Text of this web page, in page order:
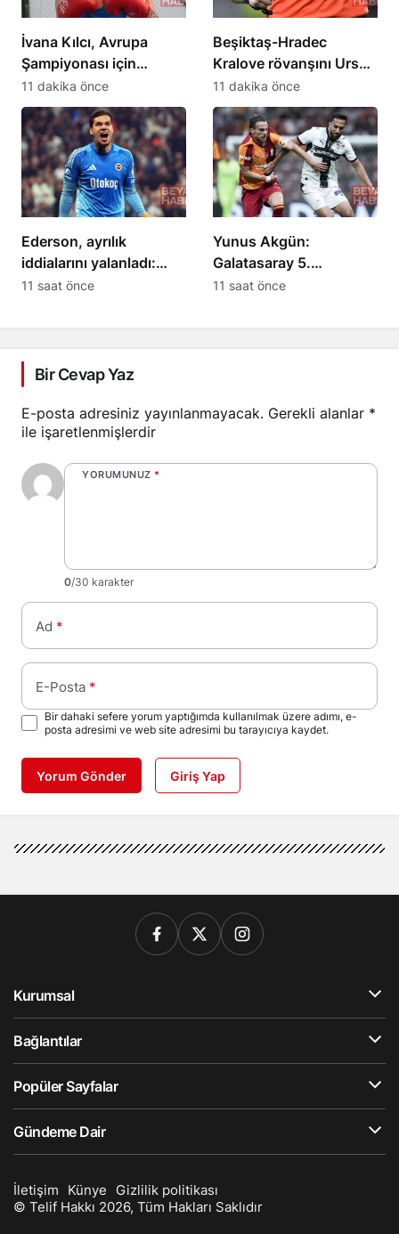
İvana Kılcı, Avrupa
Şampiyonası için
hazırlıklarını sürdürüyor
11 dakika önce
Beşiktaş-Hradec
Kralove rövanşını Urs
Schnyder yönetecek
11 dakika önce
Ederson, ayrılık
iddialarını yalanladı:
“Yalanlara inanmayın”
11 saat önce
Yunus Akgün:
Galatasaray 5.
şampiyonluğa emin
11 saat önce
Bir Cevap Yaz
E-posta adresiniz yayınlanmayacak. Gerekli alanlar *
ile işaretlenmişlerdir
YORUMUNUZ *
0/30 karakter
Ad *
E-Posta *
Bir dahaki sefere yorum yaptığımda kullanılmak üzere adımı, e-
posta adresimi ve web site adresimi bu tarayıcıya kaydet.
Yorum Gönder Giriş Yap
Kurumsal
Bağlantılar
Popüler Sayfalar
Gündeme Dair
İletişim Künye
Gizlilik politikası
© Telif Hakkı 2026, Tüm Hakları Saklıdır